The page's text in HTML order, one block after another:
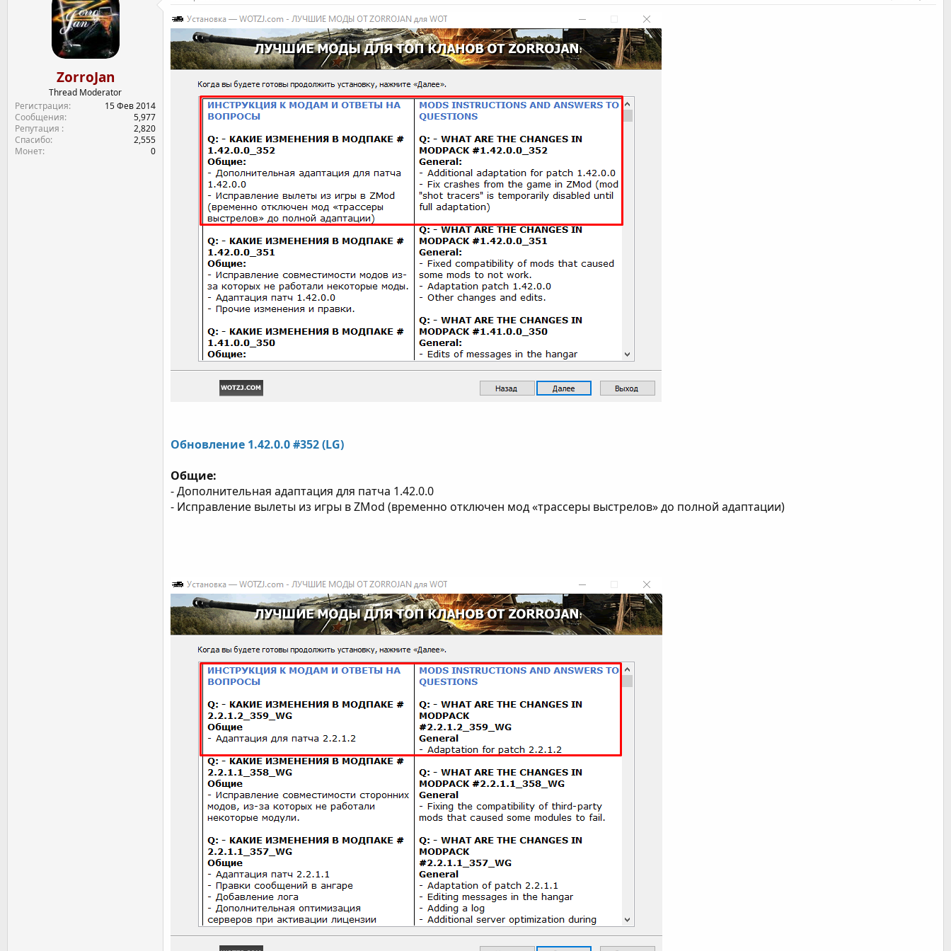
ц
и
и
:
ZorroJan
Thread Moderator
Регистрация
15 Фев 2014
Сообщения
5,977
Репутация
2,820
Спасибо
2,555
Монет
0
Обновление 1.42.0.0 #352 (LG)
Общие:
- Дополнительная адаптация для патча 1.42.0.0
- Исправление вылеты из игры в ZMod (временно отключен мод «трассеры выстрелов» до полной адаптации)